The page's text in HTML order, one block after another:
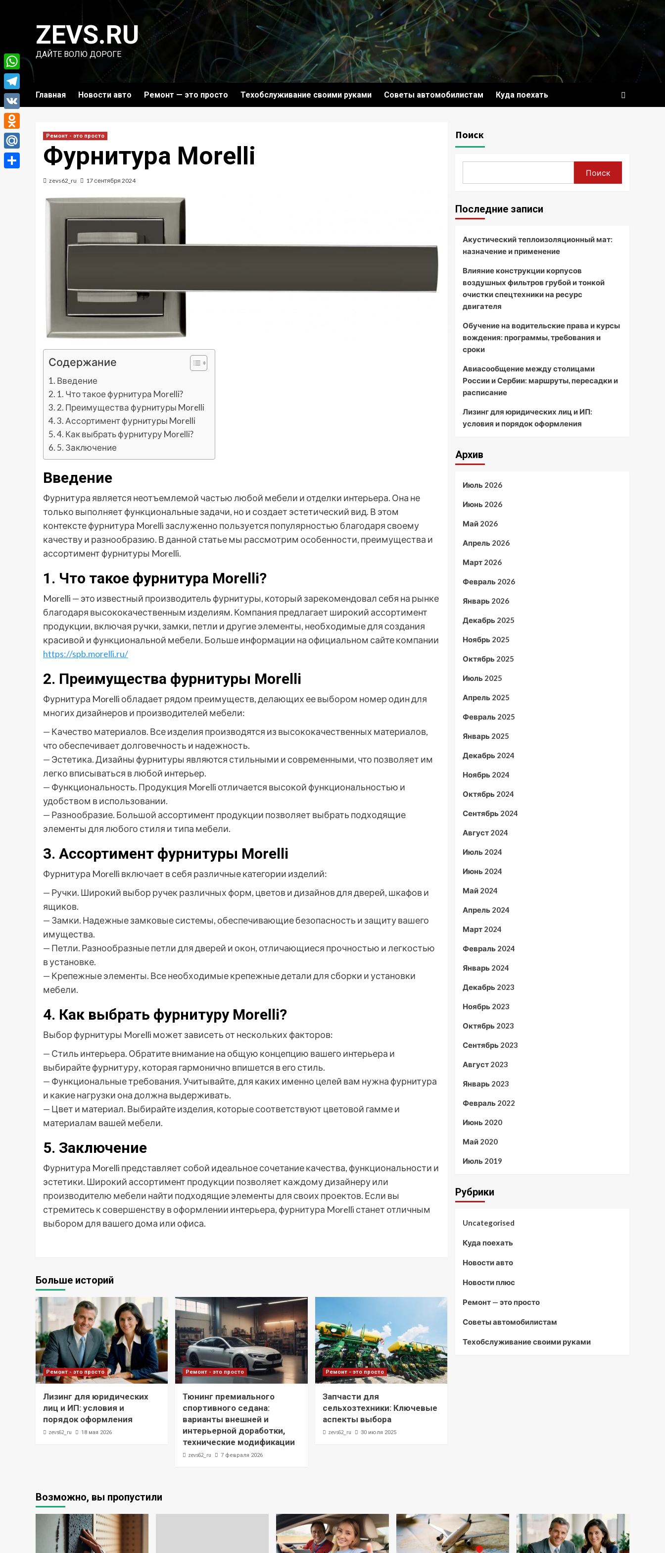
содержимомуZEVS.RU
ДАЙТЕ ВОЛЮ ДОРОГЕ
Главная Новости авто Ремонт — это просто Техобслуживание своими руками Советы автомобилистам Куда поехать
Ремонт - это просто
Фурнитура Morelli
zevs62_ru 17 сентября 2024
Содержание
Введение
1. Что такое фурнитура Morelli?
2. Преимущества фурнитуры Morelli
3. Ассортимент фурнитуры Morelli
4. Как выбрать фурнитуру Morelli?
5. Заключение
Введение
Фурнитура является неотъемлемой частью любой мебели и отделки интерьера. Она не
только выполняет функциональные задачи, но и создает эстетический вид. В этом
контексте фурнитура Morelli заслуженно пользуется популярностью благодаря своему
качеству и разнообразию. В данной статье мы рассмотрим особенности, преимущества и
ассортимент фурнитуры Morelli.
1. Что такое фурнитура Morelli?
Morelli — это известный производитель фурнитуры, который зарекомендовал себя на рынке
благодаря высококачественным изделиям. Компания предлагает широкий ассортимент
продукции, включая ручки, замки, петли и другие элементы, необходимые для создания
красивой и функциональной мебели. Больше информации на официальном сайте компании
https://spb.morelli.ru/
2. Преимущества фурнитуры Morelli
Фурнитура Morelli обладает рядом преимуществ, делающих ее выбором номер один для
многих дизайнеров и производителей мебели:
— Качество материалов. Все изделия производятся из высококачественных материалов,
что обеспечивает долговечность и надежность.
— Эстетика. Дизайны фурнитуры являются стильными и современными, что позволяет им
легко вписываться в любой интерьер.
— Функциональность. Продукция Morelli отличается высокой функциональностью и
удобством в использовании.
— Разнообразие. Большой ассортимент продукции позволяет выбрать подходящие
элементы для любого стиля и типа мебели.
3. Ассортимент фурнитуры Morelli
Фурнитура Morelli включает в себя различные категории изделий:
— Ручки. Широкий выбор ручек различных форм, цветов и дизайнов для дверей, шкафов и
ящиков.
— Замки. Надежные замковые системы, обеспечивающие безопасность и защиту вашего
имущества.
— Петли. Разнообразные петли для дверей и окон, отличающиеся прочностью и легкостью
в установке.
— Крепежные элементы. Все необходимые крепежные детали для сборки и установки
мебели.
4. Как выбрать фурнитуру Morelli?
Выбор фурнитуры Morelli может зависеть от нескольких факторов:
— Стиль интерьера. Обратите внимание на общую концепцию вашего интерьера и
выбирайте фурнитуру, которая гармонично впишется в его стиль.
— Функциональные требования. Учитывайте, для каких именно целей вам нужна фурнитура
и какие нагрузки она должна выдерживать.
— Цвет и материал. Выбирайте изделия, которые соответствуют цветовой гамме и
материалам вашей мебели.
5. Заключение
Фурнитура Morelli представляет собой идеальное сочетание качества, функциональности и
эстетики. Широкий ассортимент продукции позволяет каждому дизайнеру или
производителю мебели найти подходящие элементы для своих проектов. Если вы
стремитесь к совершенству в оформлении интерьера, фурнитура Morelli станет отличным
выбором для вашего дома или офиса.
Больше историй
Ремонт - это просто
Лизинг для юридических
лиц и ИП: условия и
порядок оформления
zevs62_ru 18 мая 2026
Ремонт - это просто
Тюнинг премиального
спортивного седана:
варианты внешней и
интерьерной доработки,
технические модификации
zevs62_ru 7 февраля 2026
Ремонт - это просто
Запчасти для
сельхозтехники: Ключевые
аспекты выбора
zevs62_ru 30 июля 2025
Поиск
Поиск
Последние записи
Акустический теплоизоляционный мат:
назначение и применение
Влияние конструкции корпусов
воздушных фильтров грубой и тонкой
очистки спецтехники на ресурс
двигателя
Обучение на водительские права и курсы
вождения: программы, требования и
сроки
Авиасообщение между столицами
России и Сербии: маршруты, пересадки и
расписание
Лизинг для юридических лиц и ИП:
условия и порядок оформления
Архив
Июль 2026
Июнь 2026
Май 2026
Апрель 2026
Март 2026
Февраль 2026
Январь 2026
Декабрь 2025
Ноябрь 2025
Октябрь 2025
Июль 2025
Апрель 2025
Февраль 2025
Январь 2025
Декабрь 2024
Ноябрь 2024
Октябрь 2024
Сентябрь 2024
Август 2024
Июль 2024
Июнь 2024
Май 2024
Апрель 2024
Март 2024
Февраль 2024
Январь 2024
Декабрь 2023
Ноябрь 2023
Октябрь 2023
Сентябрь 2023
Август 2023
Январь 2023
Февраль 2022
Июнь 2020
Май 2020
Июль 2019
Рубрики
Uncategorised
Куда поехать
Новости авто
Новости плюс
Ремонт — это просто
Советы автомобилистам
Техобслуживание своими руками
Возможно, вы пропустили
WhatsApp
Telegram
VK
Odnoklassniki
Mail.Ru
Отправить